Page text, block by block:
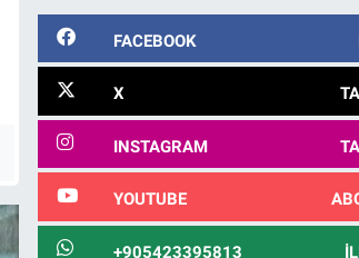
FACEBOOK
X
INSTAGRAM
YOUTUBE
+905423395813